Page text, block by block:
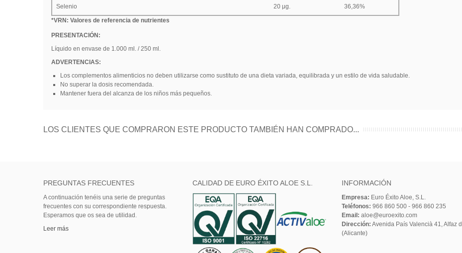
Selenio 20 μg.
36,36%
*VRN: Valores de referencia de nutrientes
PRESENTACIÓN:
Líquido en envase de 1.000 ml. / 250 ml.
ADVERTENCIAS:
Los complementos alimenticios no deben utilizarse como sustituto de una dieta variada, equilibrada y un estilo de vida saludable.
No superar la dosis recomendada.
Mantener fuera del alcanza de los niños más pequeños.
LOS CLIENTES QUE COMPRARON ESTE PRODUCTO TAMBIÉN HAN COMPRADO...
PREGUNTAS FRECUENTES
A continuación tenéis una serie de preguntas
frecuentes con su correspondiente respuesta.
Esperamos que os sea de utilidad.
Leer más
CALIDAD DE EURO ÉXITO ALOE S.L. INFORMACIÓN
Empresa: Euro Éxito Aloe, S.L.
Teléfonos: 966 860 500 - 966 860 235
Email: aloe@euroexito.com
Dirección: Avenida País Valencià 41, Alfaz
(Alicante)